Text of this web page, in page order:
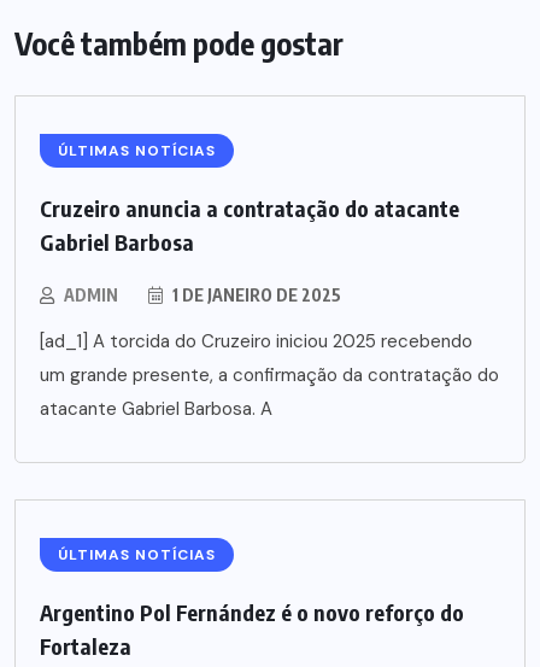
Você também pode gostar
ÚLTIMAS NOTÍCIAS
Cruzeiro anuncia a contratação do atacante
Gabriel Barbosa
ADMIN 1 DE JANEIRO DE 2025
[ad_1] A torcida do Cruzeiro iniciou 2025 recebendo
um grande presente, a confirmação da contratação do
atacante Gabriel Barbosa. A
ÚLTIMAS NOTÍCIAS
Argentino Pol Fernández é o novo reforço do
Fortaleza